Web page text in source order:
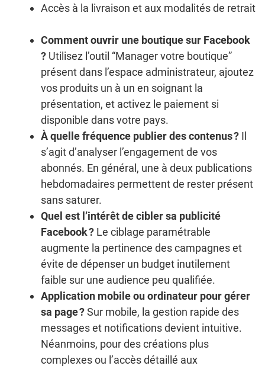
Accès à la livraison et aux modalités de retrait
Comment ouvrir une boutique sur Facebook
? Utilisez l’outil “Manager votre boutique”
présent dans l’espace administrateur, ajoutez
vos produits un à un en soignant la
présentation, et activez le paiement si
disponible dans votre pays.
À quelle fréquence publier des contenus ? Il
s’agit d’analyser l’engagement de vos
abonnés. En général, une à deux publications
hebdomadaires permettent de rester présent
sans saturer.
Quel est l’intérêt de cibler sa publicité
Facebook ? Le ciblage paramétrable
augmente la pertinence des campagnes et
évite de dépenser un budget inutilement
faible sur une audience peu qualifiée.
Application mobile ou ordinateur pour gérer
sa page ?Sur mobile, la gestion rapide des
messages et notifications devient intuitive.
Néanmoins, pour des créations plus
complexes ou l’accès détaillé aux